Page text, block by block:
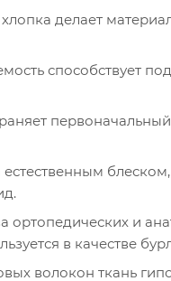
делает
способствует
естественным
ортопедических и
в качестве
волокон ткань